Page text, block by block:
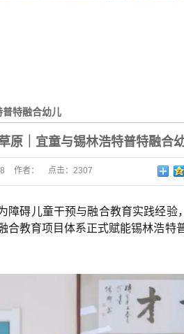
特融合幼儿
原｜宜童与锡林浩特普特融合
作者： 点击：2307
障碍儿童干预与融合教育实践经验
合教育项目体系正式赋能锡林浩特